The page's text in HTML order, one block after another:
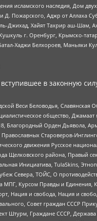
исламского наследия, Дом
Пожарского, Аджр от Аллаха
Джихад, Хайят Тахрир аш-Шам,
г. Оренбург, Крымско-
Хаджи Белхороев, Маньяки
в законную
Веси Беловодья,
общество,
Благородный Орден Дьявола,
Староверов-
движения Русское
Щелковского района, Правый
Инициатива, TulaSkins,
Севера, ТОЙС, О
Курсом Правды и Единения,
Нация и свобода, Нация и
Совет граждан СССР
Штурм, Граждане СССР, Держава